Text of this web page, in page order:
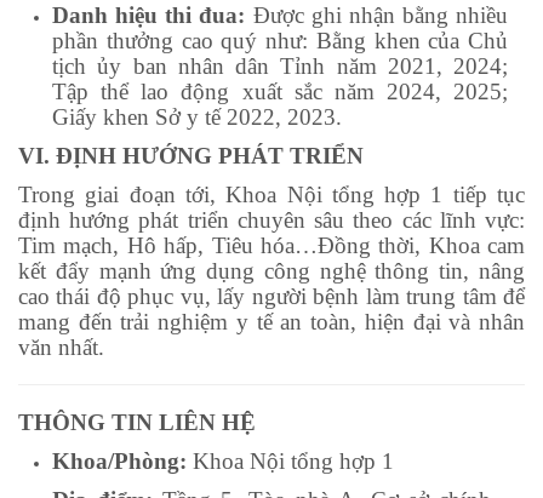
Danh hiệu thi đua: Được ghi nhận bằng nhiều
phần thưởng cao quý như: Bằng khen của Chủ
tịch ủy ban nhân dân Tỉnh năm 2021, 2024;
Tập thể lao động xuất sắc năm 2024, 2025;
Giấy khen Sở y tế 2022, 2023.
VI. ĐỊNH HƯỚNG PHÁT TRIỂN
Trong giai đoạn tới, Khoa Nội tổng hợp 1 tiếp tục
định hướng phát triển chuyên sâu theo các lĩnh vực:
Tim mạch, Hô hấp, Tiêu hóa…Đồng thời, Khoa cam
kết đẩy mạnh ứng dụng công nghệ thông tin, nâng
cao thái độ phục vụ, lấy người bệnh làm trung tâm để
mang đến trải nghiệm y tế an toàn, hiện đại và nhân
văn nhất.
THÔNG TIN LIÊN HỆ
Khoa/Phòng: Khoa Nội tổng hợp 1